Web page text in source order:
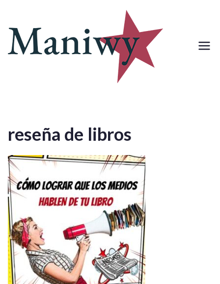
contenido
reseña de libros